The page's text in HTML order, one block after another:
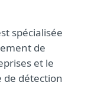
spécialisée
de
et le
de détection